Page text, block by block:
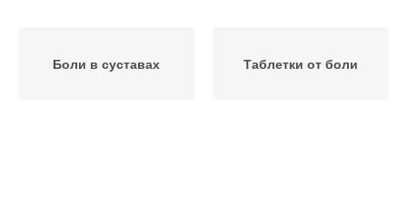
Боли в суставах Таблетки от боли